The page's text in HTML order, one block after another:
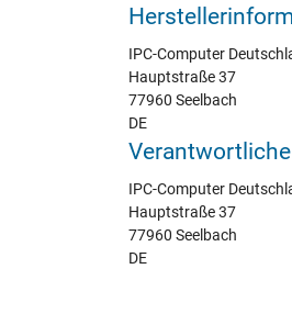
IPC-Computer
Hauptstraße 37
77960 Seelbach
DE
IPC-Computer
Hauptstraße 37
77960 Seelbach
DE